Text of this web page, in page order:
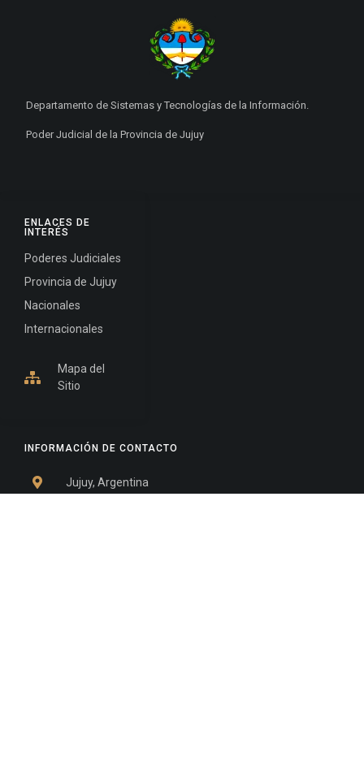
INFORMACIÓN DE CONTACTO
Jujuy, Argentina
ENLACES DE
INTERÉS
Poderes Judiciales
Provincia de Jujuy
Nacionales
Internacionales
Mapa del
Sitio
Departamento de Sistemas y Tecnologías de la Información.
Poder Judicial de la Provincia de Jujuy